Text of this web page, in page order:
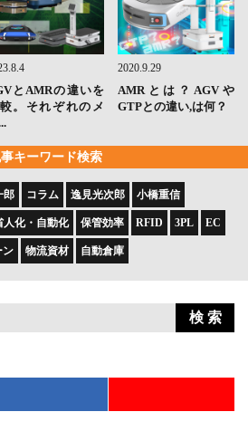
とAMRの違いを
。それぞれのメ
2020.9.29
AMRとは？AGVや
GTPとの違い,は何？
キーワード検索
郎 コラム 逸見光次郎 小橋重信
人化・自動化 保管効率 RFID 3PL EC
ン 物流資材 自動倉庫
検 索